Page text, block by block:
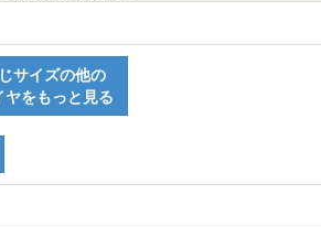
サイズの他の
ヤをもっと見る